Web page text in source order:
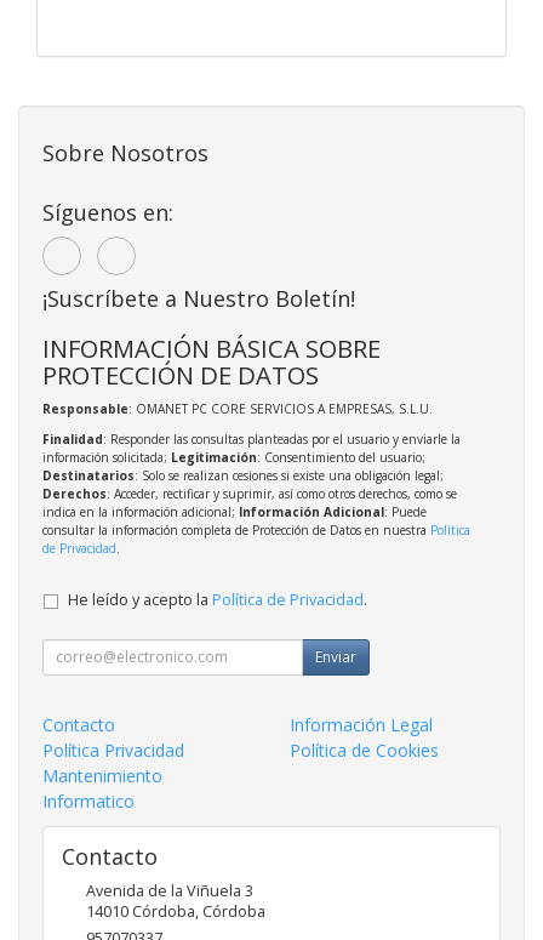
Sobre Nosotros
Síguenos en:
¡Suscríbete a Nuestro Boletín!
INFORMACIÓN BÁSICA SOBRE
PROTECCIÓN DE DATOS
Responsable: OMANET PC CORE SERVICIOS A EMPRESAS, S.L.U.
Finalidad: Responder las consultas planteadas por el usuario y enviarle la
información solicitada; Legitimación: Consentimiento del usuario;
Destinatarios: Solo se realizan cesiones si existe una obligación legal;
Derechos: Acceder, rectificar y suprimir, así como otros derechos, como se
indica en la información adicional; Información Adicional: Puede
consultar la información completa de Protección de Datos en nuestra Política
de Privacidad
He leído y acepto la Política de Privacidad.
Enviar
Contacto
Información Legal
Política Privacidad
Política de Cookies
Mantenimiento
Informatico
Contacto
Avenida de la Viñuela 3
14010 Córdoba, Córdoba